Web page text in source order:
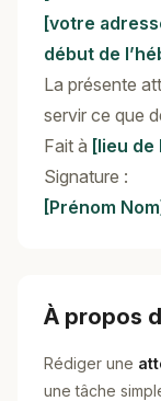
[votre
début de
La présente
servir ce que
Fait à [lieu de
Signature :
[Prénom Nom]
À propos
Rédiger une
une tâche